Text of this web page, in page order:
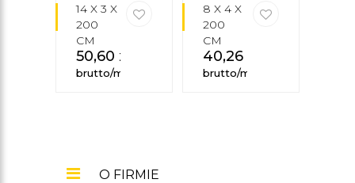
14 X 3 X
200
CM
50,60 zł
brutto/mb
8 X 4 X
200
CM
40,26
brutto/mb
O FIRMIE